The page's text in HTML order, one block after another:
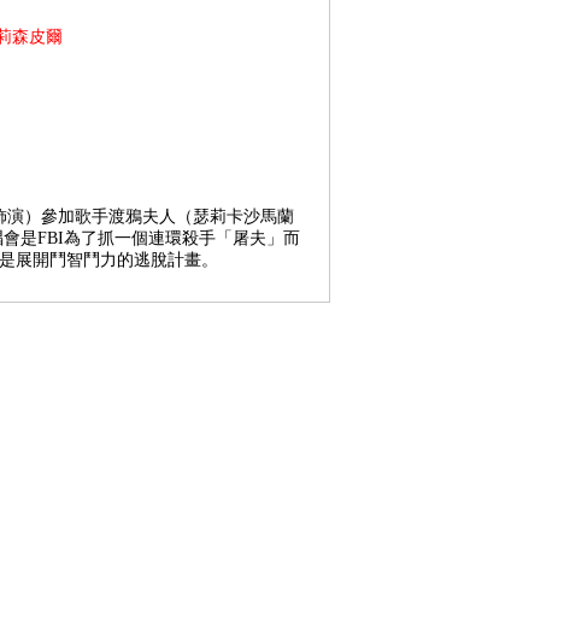
森皮爾
）參加歌手渡鴉夫人（瑟莉卡沙馬蘭
是FBI為了抓一個連環殺手「屠夫」而
展開鬥智鬥力的逃脫計畫。